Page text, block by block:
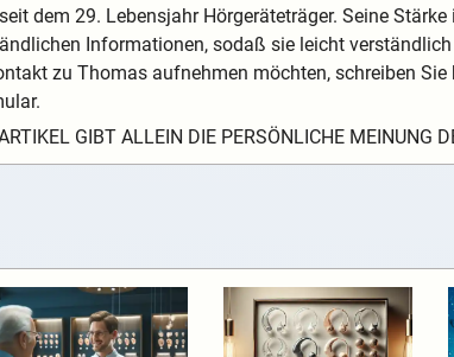
dem 29. Lebensjahr Hörgeräteträger. Seine
Informationen, sodaß sie leicht
zu Thomas aufnehmen möchten, schreiben Sie
GIBT ALLEIN DIE PERSÖNLICHE MEINUNG